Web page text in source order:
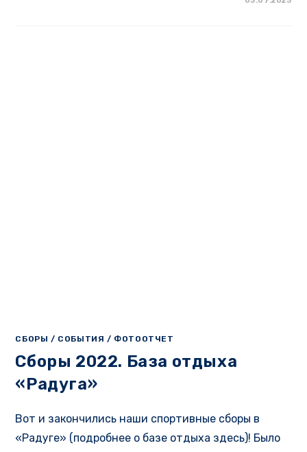
СБОРЫ / СОБЫТИЯ / ФОТООТЧЕТ
Сборы 2022. База отдыха
«Радуга»
Вот и закончились наши спортивные сборы в
«Радуге» (подробнее о базе отдыха здесь)! Было